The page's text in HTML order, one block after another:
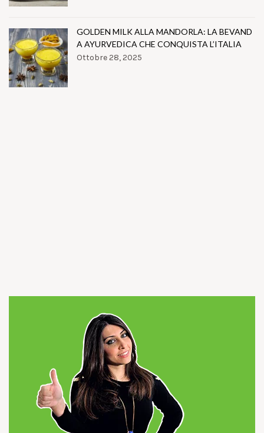
GOLDEN MILK ALLA MANDORLA: LA BEVAND
A AYURVEDICA CHE CONQUISTA L’ITALIA
Ottobre 28, 2025